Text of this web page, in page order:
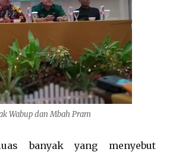
Wabup dan Mbah Pram
banyak yang menyebut